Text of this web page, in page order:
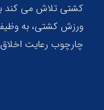
کشتی تلاش می کند با
ورزش کشتی، به
چارچوب رعایت